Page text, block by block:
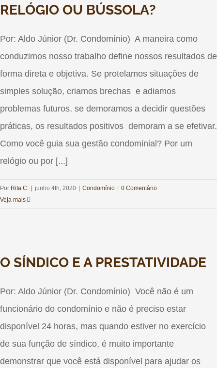
RELÓGIO OU BÚSSOLA?
Por: Aldo Júnior (Dr. Condomínio) A maneira como
conduzimos nosso trabalho define nossos resultados de
forma direta e objetiva. Se protelamos situações de
simples solução, criamos brechas e adiamos
problemas futuros, se demoramos a decidir questões
práticas, os resultados positivos demoram a se efetivar.
Como você guia sua gestão condominial? Por um
relógio ou por [...]
Por Rita C. junho 4th, 2020 Condomínio
0 Comentário
Veja mais
O SÍNDICO E A PRESTATIVIDADE
Por: Aldo Júnior (Dr. Condomínio) Você não é um
funcionário do condomínio e não é preciso estar
disponível 24 horas, mas quando estiver no exercício
de sua função de síndico, é muito importante
demonstrar que você está disponível para ajudar os